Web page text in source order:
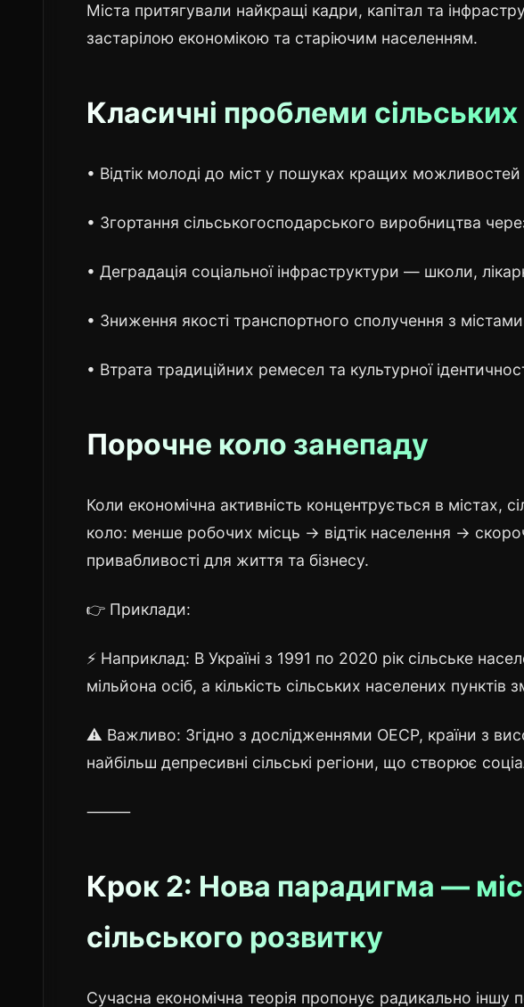
Міста притягували найкращі кадри, капітал та
застарілою економікою та старіючим населенням.
Класичні проблеми сільських
• Відтік молоді до міст у пошуках кращих можливостей
• Згортання сільськогосподарського виробництва
• Деградація соціальної інфраструктури — школи,
• Зниження якості транспортного сполучення з містами
• Втрата традиційних ремесел та культурної
Порочне коло занепаду
Коли економічна активність концентрується в містах,
коло: менше робочих місць → відтік населення →
привабливості для життя та бізнесу.
👉 Приклади:
⚡ Наприклад: В Україні з 1991 по 2020 рік сільське
мільйона осіб, а кількість сільських населених
⚠️ Важливо: Згідно з дослідженнями ОЕСР, країни з
найбільш депресивні сільські регіони, що створює
⸻
Крок 2: Нова парадигма —
сільського розвитку
Сучасна економічна теорія пропонує радикально іншу